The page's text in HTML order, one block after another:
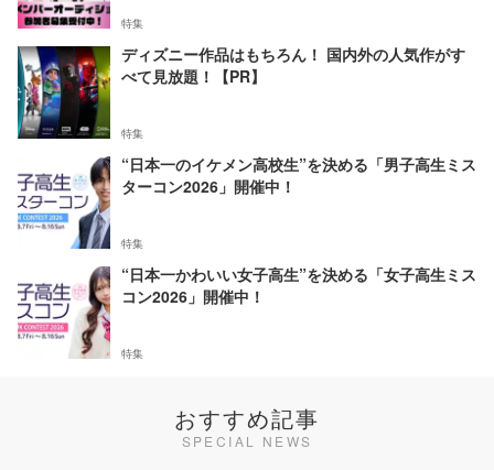
特集
ディズニー作品はもちろん！ 国内外の人気作がす
べて見放題！【PR】
特集
“日本一のイケメン高校生”を決める「男子高生ミス
ターコン2026」開催中！
特集
“日本一かわいい女子高生”を決める「女子高生ミス
コン2026」開催中！
特集
おすすめ記事
SPECIAL NEWS